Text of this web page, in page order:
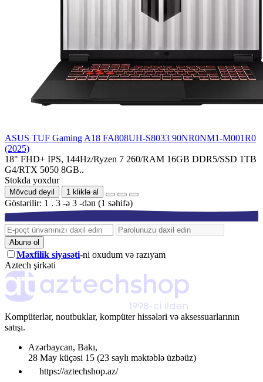
ASUS TUF Gaming A18 FA808UH-S8033 90NR0NM1-M001R0
(2025)
18" FHD+ IPS, 144Hz/Ryzen 7 260/RAM 16GB DDR5/SSD 1TB
G4/RTX 5050 8GB..
Stokda yoxdur
Mövcud deyil 1 kliklə al
Göstərilir: 1 . 3 -ə 3 -dən (1 səhifə)
Abunə ol
Məxfilik siyasəti-ni oxudum və razıyam
Aztech şirkəti
Kompüterlər, noutbuklar, kompüter hissələri və aksessuarlarının
satışı.
Azərbaycan, Bakı,
28 May küçəsi 15 (23 saylı məktəblə üzbəüz)
https://aztechshop.az/